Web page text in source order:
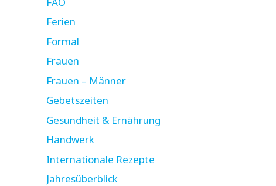
Ferien
Formal
Frauen
Frauen – Männer
Gebetszeiten
Gesundheit & Ernährung
Handwerk
Internationale Rezepte
Jahresüberblick